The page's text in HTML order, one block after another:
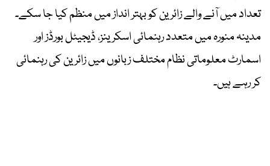
تعداد میں آنے والے زائرین کو بہتر انداز میں منظم کیا جا سکے۔
مدینہ منورہ میں متعدد رہنمائی اسکرینز، ڈیجیٹل بورڈز اور
اسمارٹ معلوماتی نظام مختلف زبانوں میں زائرین کی رہنمائی
کر رہے ہیں۔